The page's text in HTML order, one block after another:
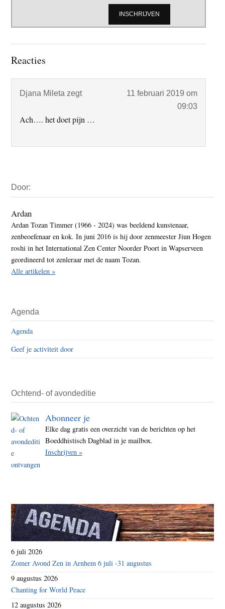
Lees
Reacties
Djana Mileta zegt
11 februari 2019 om
09:03
Ach…. het doet pijn …
Sidebar
Door:
Ardan
Ardan Tozan Timmer (1966 - 2024) was beeldend kunstenaar,
zenbeoefenaar en kok. In juni 2016 is hij door zenmeester Jiun Hogen
roshi in het International Zen Center Noorder Poort in Wapserveen
geordineerd tot zenleraar met de naam Tozan.
Alle artikelen »
Agenda
Agenda
Geef je activiteit door
Ochtend- of avondeditie
Abonneer je
Elke dag gratis een overzicht van de berichten op het
Boeddhistisch Dagblad in je mailbox.
Inschrijven »
6 juli 2026
Zomer Avond Zen in Arnhem 6 juli -31 augustus
9 augustus 2026
Chanting for World Peace
12 augustus 2026